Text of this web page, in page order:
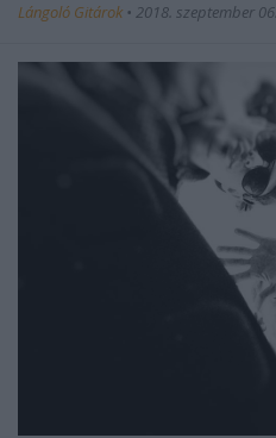
Lángoló Gitárok • 2018. szeptember 06.